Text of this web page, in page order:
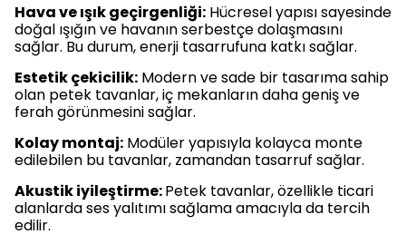
Hava ve ışık geçirgenliği: Hücresel yapısı sayesinde
doğal ışığın ve havanın serbestçe dolaşmasını
sağlar. Bu durum, enerji tasarrufuna katkı sağlar.
Estetik çekicilik: Modern ve sade bir tasarıma sahip
olan petek tavanlar, iç mekanların daha geniş ve
ferah görünmesini sağlar.
Kolay montaj: Modüler yapısıyla kolayca monte
edilebilen bu tavanlar, zamandan tasarruf sağlar.
Akustik iyileştirme:Petek tavanlar, özellikle ticari
alanlarda ses yalıtımı sağlama amacıyla da tercih
edilir.